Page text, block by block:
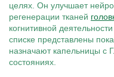
целях. Он улучшает
регенерации тканей
когнитивной
списке представлены
назначают капельницы с
состояниях.